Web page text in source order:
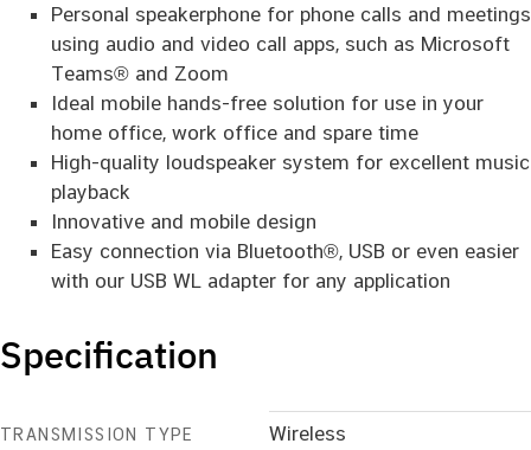
Personal speakerphone for phone calls and meetings
using audio and video call apps, such as Microsoft
Teams® and Zoom
Ideal mobile hands-free solution for use in your
home office, work office and spare time
High-quality loudspeaker system for excellent music
playback
Innovative and mobile design
Easy connection via Bluetooth®, USB or even easier
with our USB WL adapter for any application
Specification
TRANSMISSION TYPE Wireless